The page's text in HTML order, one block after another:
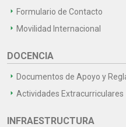
Formulario de Contacto
Movilidad Internacional
DOCENCIA
Documentos de Apoyo y
Actividades Extracurriculares
INFRAESTRUCTURA